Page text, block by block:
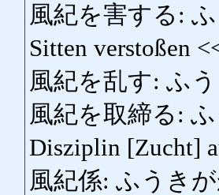
風紀を害する:
Sitten verstoßen
風紀を乱す: ふ
風紀を取締る:
Disziplin [Zucht]
風紀係: ふうき